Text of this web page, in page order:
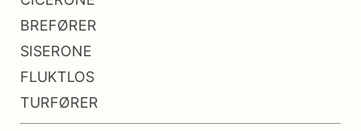
BREFØRER
SISERONE
FLUKTLOS
TURFØRER